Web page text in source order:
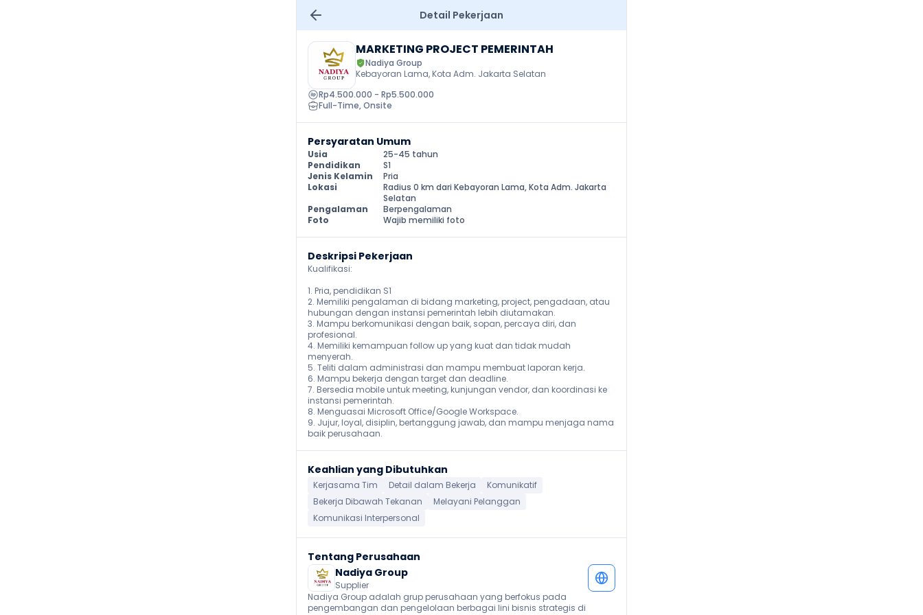
Detail Pekerjaan
MARKETING PROJECT PEMERINTAH
Nadiya Group
Kebayoran Lama, Kota Adm. Jakarta Selatan
Rp4.500.000 - Rp5.500.000
Full-Time, Onsite
Persyaratan Umum
Usia
25-45 tahun
Pendidikan
S1
Jenis Kelamin
Pria
Lokasi
Radius 0 km dari Kebayoran Lama, Kota Adm. Jakarta
Selatan
Pengalaman
Berpengalaman
Foto
Wajib memiliki foto
Deskripsi Pekerjaan
Kualifikasi:
1. Pria, pendidikan S1
2. Memiliki pengalaman di bidang marketing, project, pengadaan, atau
hubungan dengan instansi pemerintah lebih diutamakan.
3. Mampu berkomunikasi dengan baik, sopan, percaya diri, dan
profesional.
4. Memiliki kemampuan follow up yang kuat dan tidak mudah
menyerah.
5. Teliti dalam administrasi dan mampu membuat laporan kerja.
6. Mampu bekerja dengan target dan deadline.
7. Bersedia mobile untuk meeting, kunjungan vendor, dan koordinasi ke
instansi pemerintah.
8. Menguasai Microsoft Office/Google Workspace.
9. Jujur, loyal, disiplin, bertanggung jawab, dan mampu menjaga nama
baik perusahaan.
Keahlian yang Dibutuhkan
Kerjasama Tim Detail dalam Bekerja
Komunikatif
Bekerja Dibawah Tekanan
Melayani Pelanggan
Komunikasi Interpersonal
Tentang Perusahaan
Nadiya Group
Supplier
Nadiya Group adalah grup perusahaan yang berfokus pada
pengembangan dan pengelolaan berbagai lini bisnis strategis di